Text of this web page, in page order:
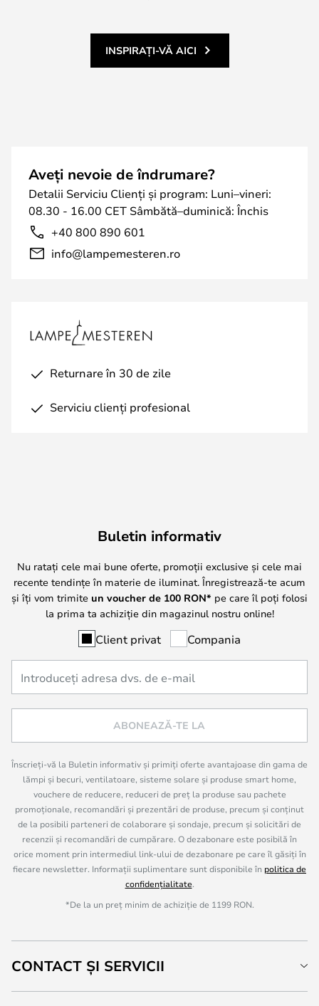
INSPIRAȚI-VĂ AICI
Aveți nevoie de îndrumare?
Detalii Serviciu Clienți și program: Luni–vineri:
08.30 - 16.00 CET Sâmbătă–duminică: Închis
+40 800 890 601
info@lampemesteren.ro
Returnare în 30 de zile
Serviciu clienți profesional
Buletin informativ
Nu ratați cele mai bune oferte, promoții exclusive și cele mai
recente tendințe în materie de iluminat. Înregistrează-te acum
și îți vom trimite un voucher de 100 RON* pe care îl poți folosi
la prima ta achiziție din magazinul nostru online!
Client privat Compania
ABONEAZĂ-TE LA
Înscrieți-vă la Buletin informativ și primiți oferte avantajoase din gama de
lămpi și becuri, ventilatoare, sisteme solare și produse smart home,
vouchere de reducere, reduceri de preț la produse sau pachete
promoționale, recomandări și prezentări de produse, precum și conținut
de la posibili parteneri de colaborare și sondaje, precum și solicitări de
recenzii și recomandări de cumpărare. O dezabonare este posibilă în
orice moment prin intermediul link-ului de dezabonare pe care îl găsiți în
fiecare newsletter. Informații suplimentare sunt disponibile în politica de
confidențialitate.
*De la un preț minim de achiziție de 1199 RON.
CONTACT ȘI SERVICII